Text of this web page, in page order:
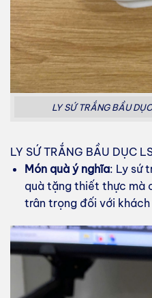
LY SỨ TRẮNG BẦU
LY SỨ TRẮNG BẦU DỤC
Món quà ý nghĩa: Ly sứ
quà tặng thiết thực mà
trân trọng đối với